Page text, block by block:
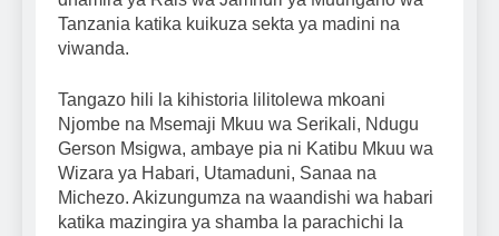
Tanzania katika kuikuza sekta ya madini na
viwanda.
Tangazo hili la kihistoria lilitolewa mkoani
Njombe na Msemaji Mkuu wa Serikali, Ndugu
Gerson Msigwa, ambaye pia ni Katibu Mkuu wa
Wizara ya Habari, Utamaduni, Sanaa na
Michezo. Akizungumza na waandishi wa habari
katika mazingira ya shamba la parachichi la